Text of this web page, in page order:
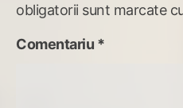
obligatorii sunt marcate
Comentariu *